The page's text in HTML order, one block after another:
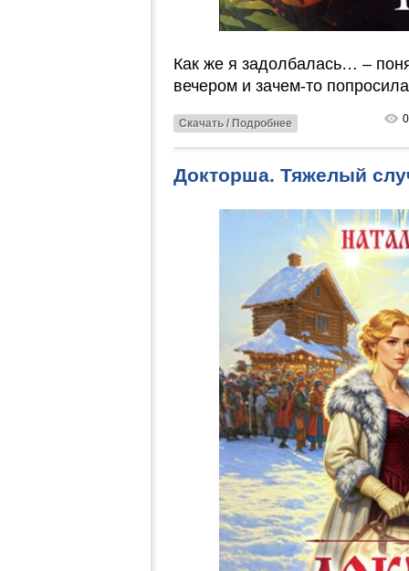
Как же я задолбалась… ‒
вечером и зачем-то
Скачать / Подробнее 0
Докторша. Тяжелый